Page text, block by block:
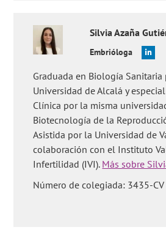
Silvia Azaña
Embrióloga
Graduada en Biología Sanitaria
Universidad de Alcalá y
Clínica por la misma
Biotecnología de la
Asistida por la Universidad de
colaboración con el Instituto
Infertilidad (IVI). Más sobre
Número de colegiada: 3435-CV